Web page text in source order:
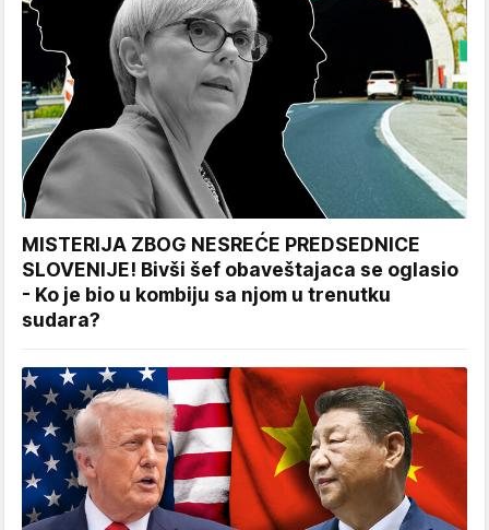
MISTERIJA ZBOG NESREĆE PREDSEDNICE
SLOVENIJE! Bivši šef obaveštajaca se oglasio
- Ko je bio u kombiju sa njom u trenutku
sudara?